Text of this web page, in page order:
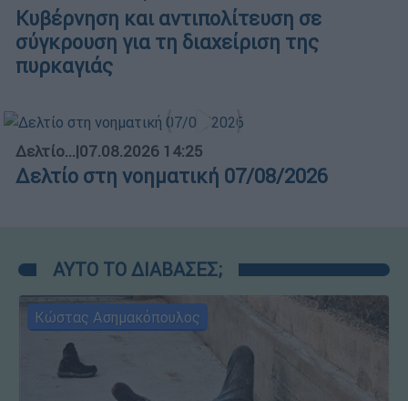
Κυβέρνηση και αντιπολίτευση σε
σύγκρουση για τη διαχείριση της
πυρκαγιάς
Δελτίο...|07.08.2026 14:25
Δελτίο στη νοηματική 07/08/2026
ΑΥΤΟ ΤΟ ΔΙΑΒΑΣΕΣ;
Κώστας Ασημακόπουλος